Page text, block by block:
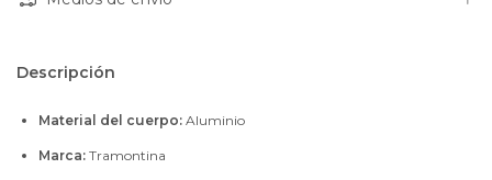
Descripción
Material del cuerpo: Aluminio
Marca: Tramontina